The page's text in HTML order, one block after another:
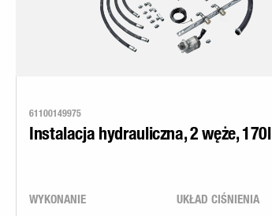
61100149975
Instalacja hydrauliczna, 2 węże, 170l
WYKONANIE UKŁAD CIŚNIENIA